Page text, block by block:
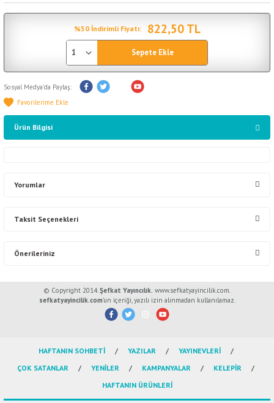
%50 İndirimli Fiyatı: 822,50 TL
Sepete Ekle
Sosyal Medya'da Paylaş:
Ürün Bilgisi
Yorumlar
Taksit Seçenekleri
Önerileriniz
Bu ürünün fiyat bilgisi, resim, ürün açıklamalarında ve diğer konularda
yetersiz gördüğünüz noktaları öneri formunu kullanarak tarafımıza
Görüş ve önerileriniz için teşekkür ederiz.
Ürün resmi kalitesiz, bozuk veya görüntülenemiyor.
Ürün açıklamasında eksik bilgiler bulunuyor.
Ürün bilgilerinde hatalar bulunuyor.
© Copyright 2014. Şefkat Yayıncılık. www.sefkatyayincilik.com.
sefkatyayincilik.com’un içeriği, yazılı izin alınmadan kullanılamaz.
HAFTANIN SOHBETİ YAZILAR
YAYINEVLERİ
ÇOK SATANLAR
YENİLER KAMPANYALAR
KELEPİR
HAFTANIN ÜRÜNLERİ